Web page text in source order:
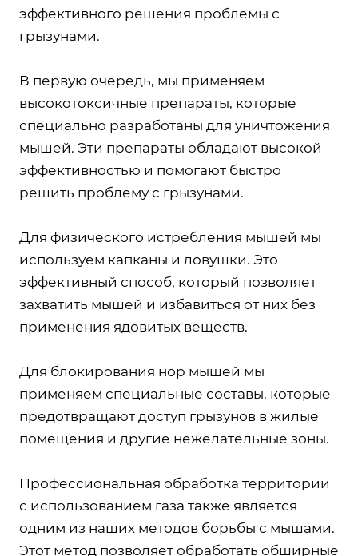
эффективного решения проблемы с
грызунами.
В первую очередь, мы применяем
высокотоксичные препараты, которые
специально разработаны для уничтожения
мышей. Эти препараты обладают высокой
эффективностью и помогают быстро
решить проблему с грызунами.
Для физического истребления мышей мы
используем капканы и ловушки. Это
эффективный способ, который позволяет
захватить мышей и избавиться от них без
применения ядовитых веществ.
Для блокирования нор мышей мы
применяем специальные составы, которые
предотвращают доступ грызунов в жилые
помещения и другие нежелательные зоны.
Профессиональная обработка территории
с использованием газа также является
одним из наших методов борьбы с мышами.
Этот метод позволяет обработать обширные